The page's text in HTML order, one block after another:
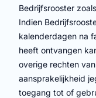
Bedrijfsrooster
Indien
kalenderdagen na
heeft ontvangen
overige rechten
aansprakelijkheid
toegang tot of